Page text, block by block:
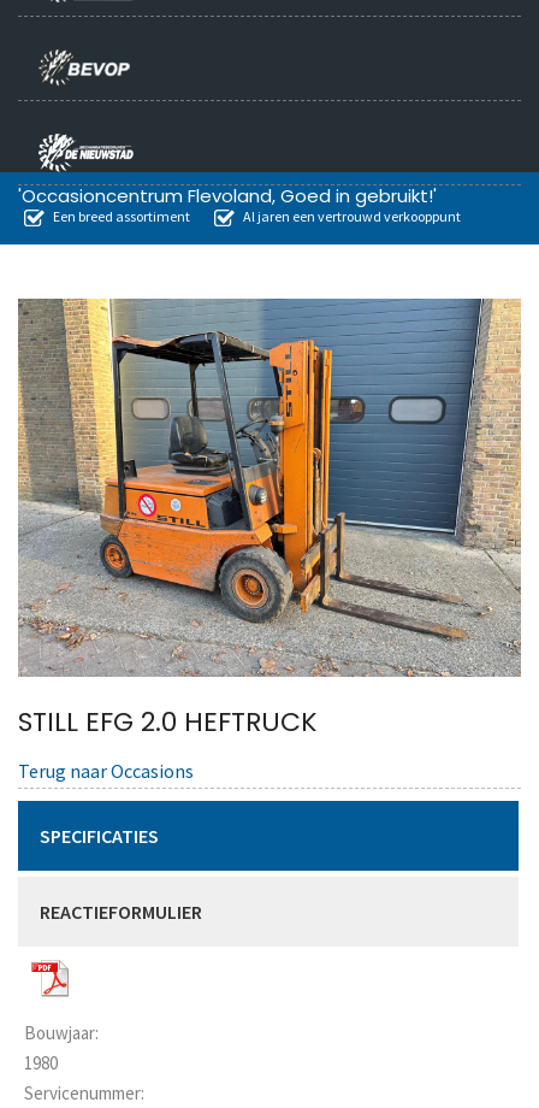
'Occasioncentrum Flevoland, Goed in gebruikt!'
Een breed assortiment Al jaren een vertrouwd verkooppunt
STILL EFG 2.0 HEFTRUCK
Terug naar Occasions
SPECIFICATIES
REACTIEFORMULIER
Bouwjaar:
1980
Servicenummer: